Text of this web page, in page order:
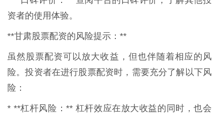
资者的使用体验。
**甘肃股票配资的风险提示：**
虽然股票配资可以放大收益，但也伴随着相应的风
险。投资者在进行股票配资时，需要充分了解以下风
险：
* **杠杆风险：** 杠杆效应在放大收益的同时，也会